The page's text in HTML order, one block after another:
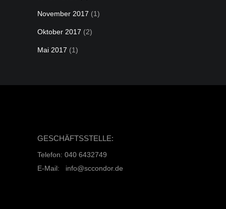
November 2017 (1)
Oktober 2017 (2)
Mai 2017 (1)
GESCHÄFTSSTELLE:
Telefon: 040 6432749
E-Mail: info@sccondor.de